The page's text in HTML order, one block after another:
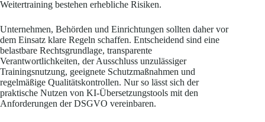
Weitertraining bestehen erhebliche Risiken.
Unternehmen, Behörden und Einrichtungen sollten daher vor
dem Einsatz klare Regeln schaffen. Entscheidend sind eine
belastbare Rechtsgrundlage, transparente
Verantwortlichkeiten, der Ausschluss unzulässiger
Trainingsnutzung, geeignete Schutzmaßnahmen und
regelmäßige Qualitätskontrollen. Nur so lässt sich der
praktische Nutzen von KI-Übersetzungstools mit den
Anforderungen der DSGVO vereinbaren.